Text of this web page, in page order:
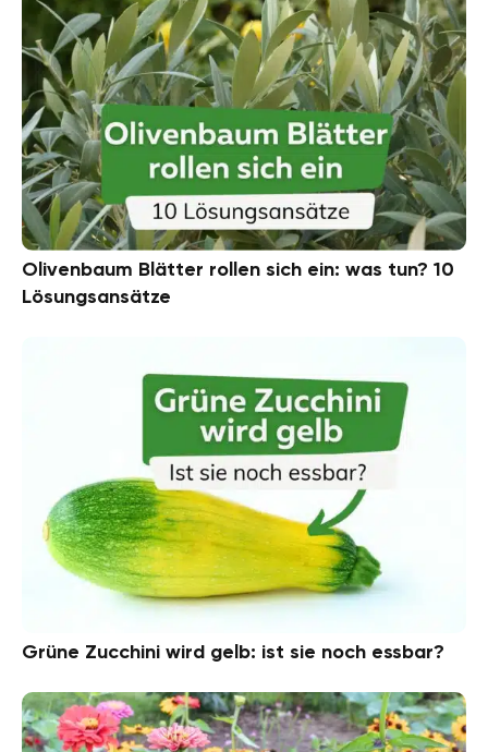
Olivenbaum Blätter rollen sich ein: was tun? 10
Lösungsansätze
Grüne Zucchini wird gelb: ist sie noch essbar?